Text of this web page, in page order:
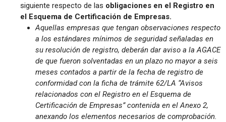
siguiente respecto de las obligaciones en el Registro en
el Esquema de Certificación de Empresas.
Aquellas empresas que tengan observaciones respecto
a los estándares mínimos de seguridad señaladas en
su resolución de registro, deberán dar aviso a la AGACE
de que fueron solventadas en un plazo no mayor a seis
meses contados a partir de la fecha de registro de
conformidad con la ficha de trámite 62/LA “Avisos
relacionados con el Registro en el Esquema de
Certificación de Empresas” contenida en el Anexo 2,
anexando los elementos necesarios de comprobación.